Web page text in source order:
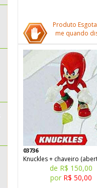
Produto
me quando
03736
Knuckles + chaveiro
de R$ 150,00
por R$ 50,00